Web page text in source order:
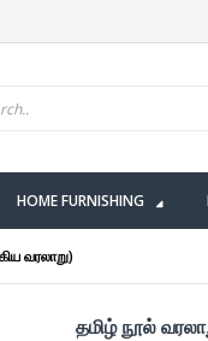
HOME FURNISHING
வரலாறு)
தமிழ் நூல்